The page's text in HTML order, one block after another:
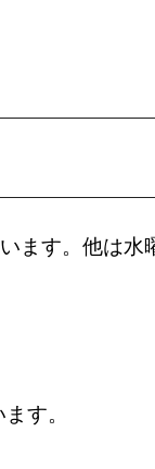
ます。他は水
す。